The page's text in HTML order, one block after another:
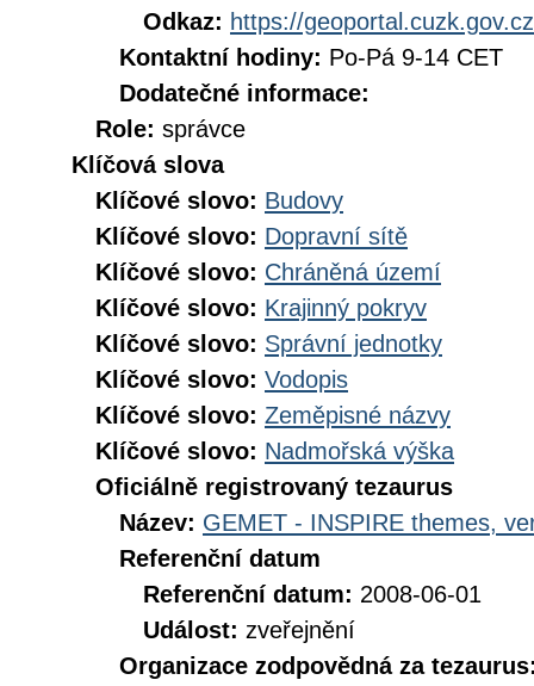
Odkaz: https://geoportal.cuzk.gov.cz
Kontaktní hodiny: Po-Pá 9-14 CET
Dodatečné informace:
Role: správce
Klíčová slova
Klíčové slovo: Budovy
Klíčové slovo: Dopravní sítě
Klíčové slovo: Chráněná území
Klíčové slovo: Krajinný pokryv
Klíčové slovo: Správní jednotky
Klíčové slovo: Vodopis
Klíčové slovo: Zeměpisné názvy
Klíčové slovo: Nadmořská výška
Oficiálně registrovaný tezaurus
Název: GEMET - INSPIRE themes,
Referenční datum
Referenční datum: 2008-06-01
Událost: zveřejnění
Organizace zodpovědná za